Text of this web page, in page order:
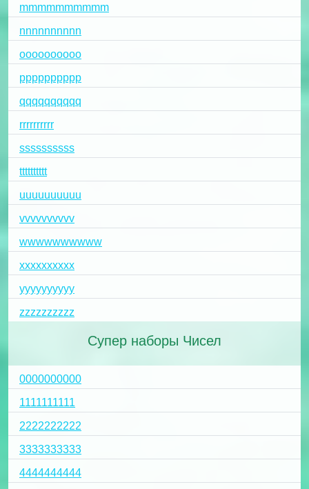
mmmmmmmmmm
nnnnnnnnnn
oooooooooo
pppppppppp
qqqqqqqqqq
rrrrrrrrrr
ssssssssss
tttttttttt
uuuuuuuuuu
vvvvvvvvvv
wwwwwwwwww
xxxxxxxxxx
yyyyyyyyyy
zzzzzzzzzz
Супер наборы Чисел
0000000000
1111111111
2222222222
3333333333
4444444444